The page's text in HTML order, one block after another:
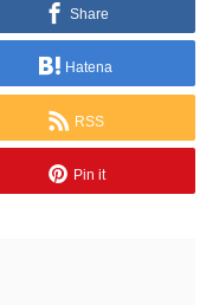
Share
Hatena
RSS
Pin it